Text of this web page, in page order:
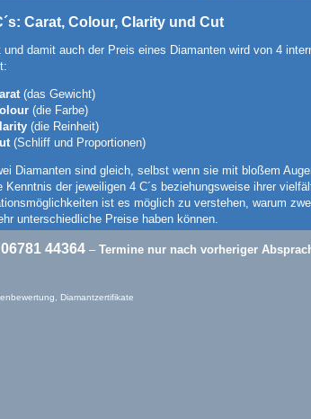
Carat, Colour, Clarity und Cut
und damit auch der Preis eines Diamanten wird von 4
(das Gewicht)
(die Farbe)
(die Reinheit)
(Schliff und Proportionen)
Diamanten sind gleich, selbst wenn sie mit bloßem
Kenntnis der jeweiligen 4 C´s beziehungsweise ihrer
ist es möglich zu verstehen, warum
unterschiedliche Preise haben können.
(Gewicht)
Karat geht auf eine natürliche Maßeinheit, den Samen
06781 44364– Termine nur nach vorheriger
Diamantzertifikate